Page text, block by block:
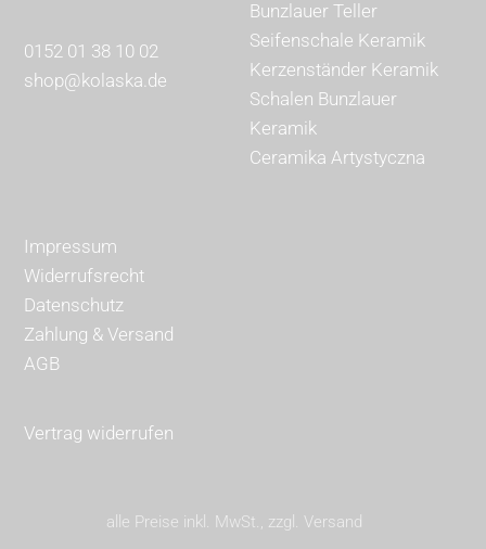
0152 01 38 10 02
shop@kolaska.de
Bunzlauer Teller
Seifenschale Keramik
Kerzenständer Keramik
Schalen Bunzlauer
Keramik
Ceramika Artystyczna
Impressum
Widerrufsrecht
Datenschutz
Zahlung & Versand
AGB
Vertrag widerrufen
alle Preise inkl. MwSt., zzgl. Versand